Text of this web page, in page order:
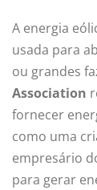
A energia
usada para
ou grandes
Association
fornecer
como uma
empresário
para gerar